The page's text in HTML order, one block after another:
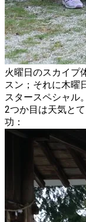
火曜日のスカイプ
スン；それに木曜
スタースペシャル。
2つか目は天気と
功：